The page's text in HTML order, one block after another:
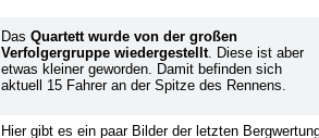
Das Quartett wurde von der großen
Verfolgergruppe wiedergestellt . Diese ist aber
etwas kleiner geworden. Damit befinden sich
aktuell 15 Fahrer an der Spitze des Rennens.
Hier gibt es ein paar Bilder der letzten